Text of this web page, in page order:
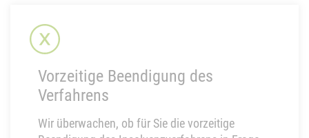
Vorzeitige Beendigung des
Verfahrens
Wir überwachen, ob für Sie die vorzeitige